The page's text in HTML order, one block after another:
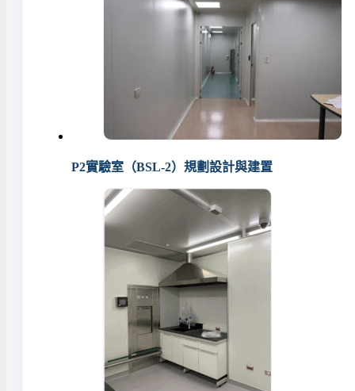
P2實驗室（BSL-2）規劃設計與建置